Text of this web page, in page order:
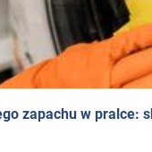
zapachu w pralce: